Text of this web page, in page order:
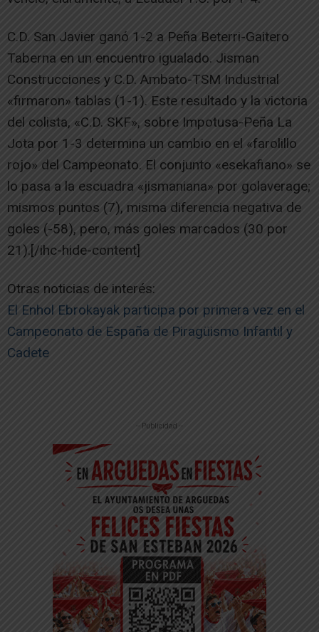
C.D. San Javier ganó 1-2 a Peña Beterri-Gaitero
Taberna en un encuentro igualado. Jisman
Construcciones y C.D. Ambato-TSM Industrial
«firmaron» tablas (1-1). Este resultado y la victoria
del colista, «C.D. SKF», sobre Impotusa-Peña La
Jota por 1-3 determina un cambio en el «farolillo
rojo» del Campeonato. El conjunto «esekafiano» se
lo pasa a la escuadra «jismaniana» por golaverage;
mismos puntos (7), misma diferencia negativa de
goles (-58), pero, más goles marcados (30 por
21).[/ihc-hide-content]
Otras noticias de interés:
El Enhol Ebrokayak participa por primera vez en el
Campeonato de España de Piragüismo Infantil y
Cadete
-- Publicidad --